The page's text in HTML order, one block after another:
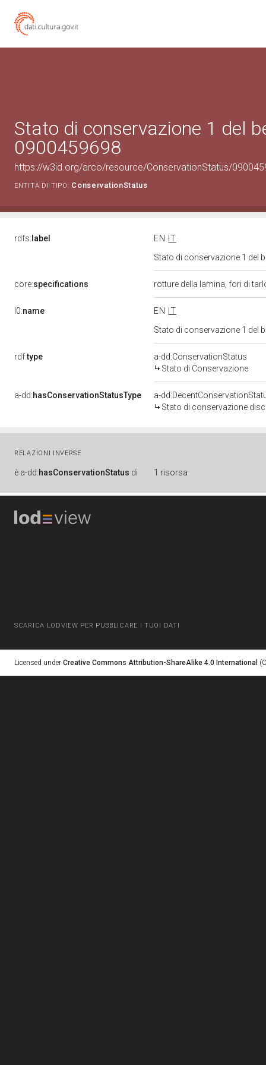
Stato di conservazione 1 del
0900459698
https://w3id.org/arco/resource/ConservationStatus/
ENTITÀ DI TIPO: ConservationStatus
rdfs: label EN
IT
Stato di conservazione 1 del
core:specifications rotture della lamina, fori di
l0:name EN
IT
Stato di conservazione 1 del
rdf:type
a-dd:ConservationStatus
Stato di Conservazione
a-dd:hasConservationStatusType
a-
Stato di conservazione
RELAZIONI INVERSE
è a-dd:hasConservationStatus di 1 risorsa
SCARICA LODVIEW PER PUBBLICARE I TUOI DATI
Licensed under Creative Commons Attribution-ShareAlike 4.0 International